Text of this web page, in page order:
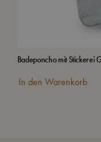
Badeponcho mit Stickerei
In den Warenkorb